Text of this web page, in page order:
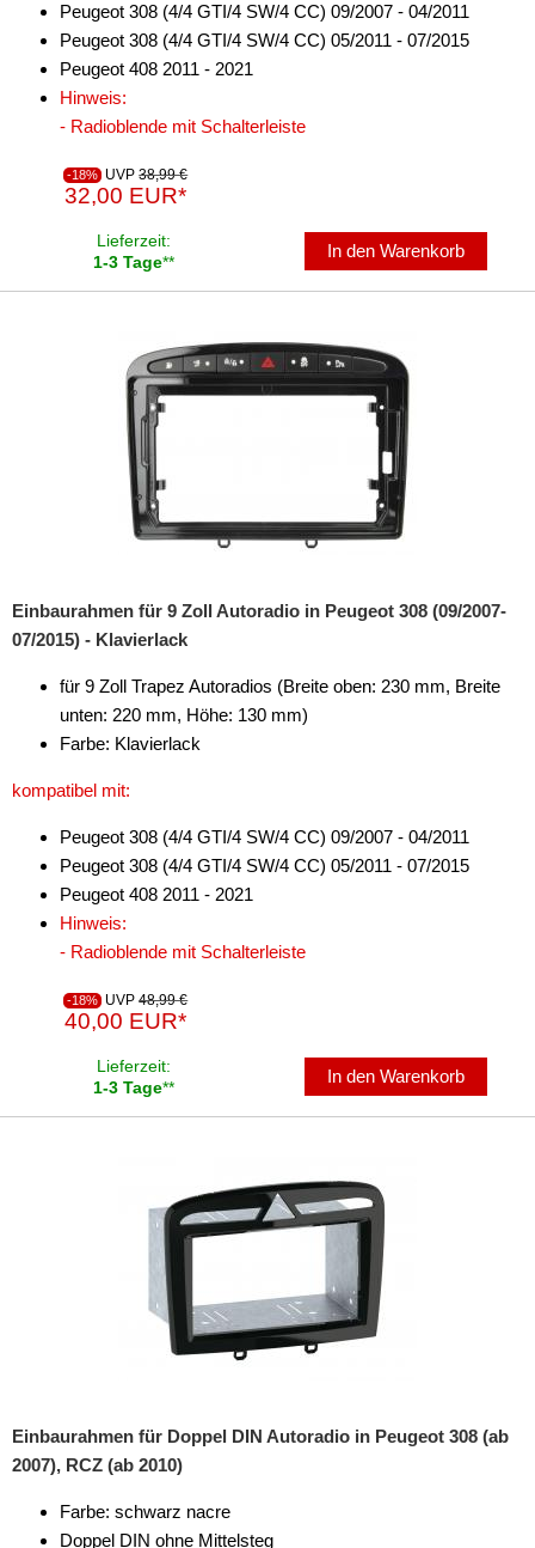
für Scania
für Scion
für Skoda
für Smart
für Suzuki
für Volkswagen
Radioeinbausets
SD-Adapter
USB-Adapter
Verstärker-Zubehör
Vorverstärkeradapter
Wechsler-Zubehör
Peugeot 308 (4/4 GTI/4 SW/4 CC) 09/2007 - 04/2011
Peugeot 308 (4/4 GTI/4 SW/4 CC) 05/2011 - 07/2015
Peugeot 408 2011 - 2021
Hinweis:
- Radioblende mit Schalterleiste
-18% UVP 38,99 €
32,00 EUR*
Lieferzeit:
1-3 Tage**
In den Warenkorb
Einbaurahmen für 9 Zoll Autoradio in Peugeot 308 (09/2007-
07/2015) - Klavierlack
für 9 Zoll Trapez Autoradios (Breite oben: 230 mm, Breite
unten: 220 mm, Höhe: 130 mm)
Farbe: Klavierlack
kompatibel mit:
Peugeot 308 (4/4 GTI/4 SW/4 CC) 09/2007 - 04/2011
Peugeot 308 (4/4 GTI/4 SW/4 CC) 05/2011 - 07/2015
Peugeot 408 2011 - 2021
Hinweis:
- Radioblende mit Schalterleiste
-18% UVP 48,99 €
40,00 EUR*
Lieferzeit:
1-3 Tage**
In den Warenkorb
Einbaurahmen für Doppel DIN Autoradio in Peugeot 308 (ab
2007), RCZ (ab 2010)
Farbe: schwarz nacre
Doppel DIN ohne Mittelsteg